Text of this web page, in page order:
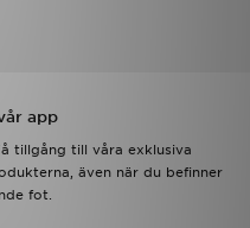
app
tillgång till våra exklusiva
även när du befinner
fot.